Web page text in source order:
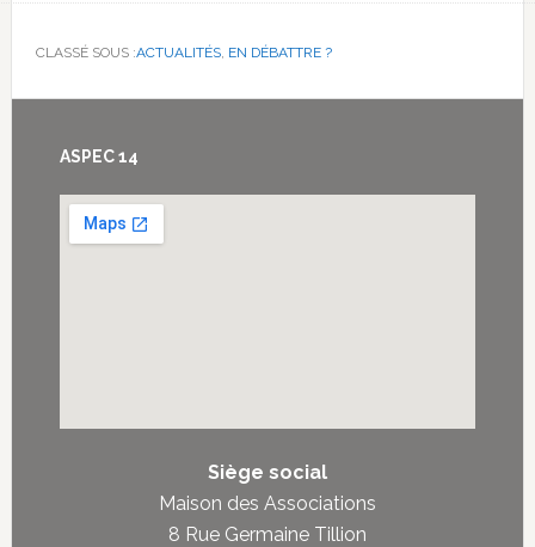
CLASSÉ SOUS :ACTUALITÉS, EN DÉBATTRE ?
Footer
ASPEC 14
Siège social
Maison des Associations
8 Rue Germaine Tillion